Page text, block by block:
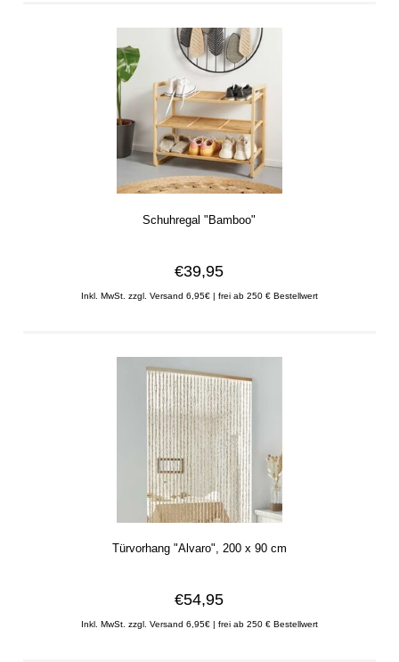
Schuhregal "Bamboo"
€39,95
Inkl. MwSt. zzgl. Versand 6,95€ | frei ab 250 € Bestellwert
Türvorhang "Alvaro", 200 x 90 cm
€54,95
Inkl. MwSt. zzgl. Versand 6,95€ | frei ab 250 € Bestellwert